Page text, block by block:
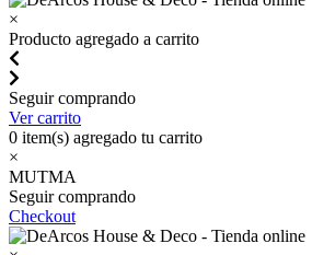
×
Producto agregado a carrito
Seguir comprando
Ver carrito
0 item(s) agregado tu carrito
×
MUTMA
Seguir comprando
Checkout